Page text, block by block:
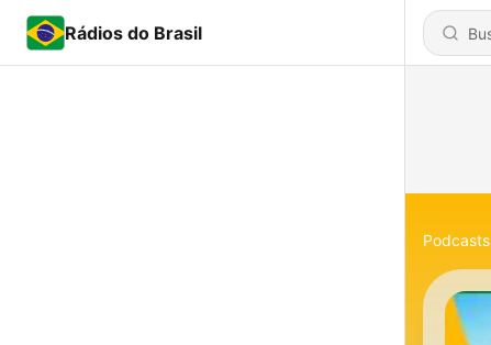
Rádios do Brasil
Podcasts